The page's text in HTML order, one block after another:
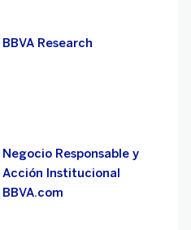
BBVA Research
Negocio Responsable y
Acción Institucional
BBVA.com